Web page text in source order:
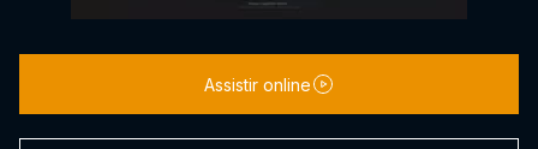
Assistir online